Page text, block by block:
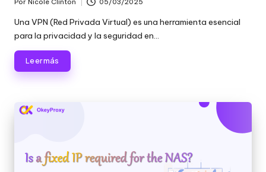
por
Por Nicole Clinton 05/03/2025
Una VPN (Red Privada Virtual) es una herramienta esencial
para la privacidad y la seguridad en...
Leer más